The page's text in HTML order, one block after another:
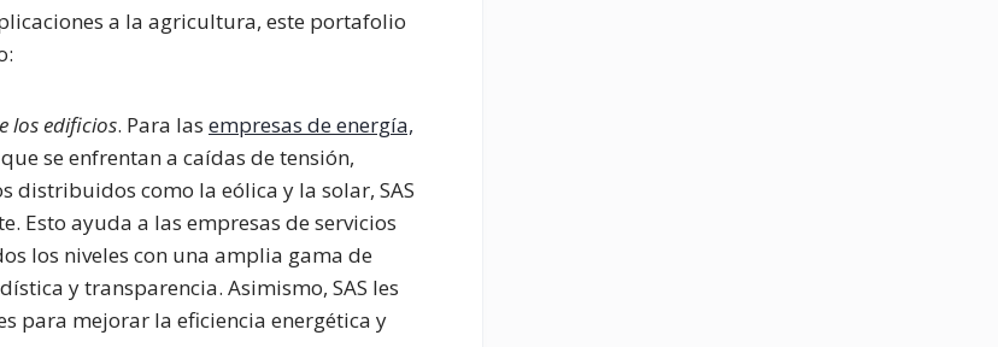
a la agricultura, este portafolio
los edificios. Para las empresas de energía,
que se enfrentan a caídas de tensión,
distribuidos como la eólica y la solar, SAS
Esto ayuda a las empresas de servicios
los niveles con una amplia gama de
y transparencia. Asimismo, SAS les
para mejorar la eficiencia energética y